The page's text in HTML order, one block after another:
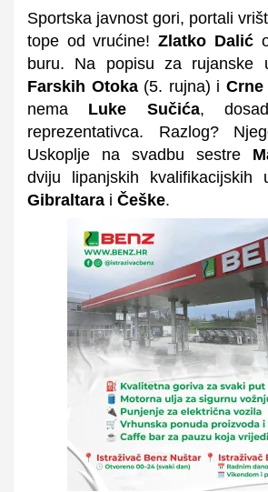
Sportska javnost gori, portali
tope od vrućine!Zlatko Dalić
buru. Na popisu za rujanske
Farskih Otoka(5. rujna) i Crne
nema Luke Sučića,
reprezentativca. Razlog?
Uskoplje na svadbu sestre
dviju lipanjskih kvalifikacijskih
Gibraltara i Češke.